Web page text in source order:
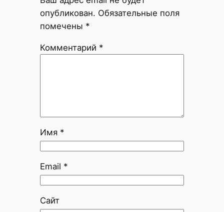
опубликован. Обязательные поля
помечены *
Комментарий *
Имя *
Email *
Сайт